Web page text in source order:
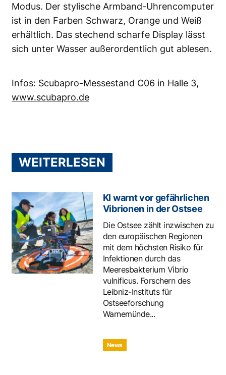
Modus. Der stylische Armband-Uhrencomputer
ist in den Farben Schwarz, Orange und Weiß
erhältlich. Das stechend scharfe Display lässt
sich unter Wasser außerordentlich gut ablesen.
Infos: Scubapro-Messestand C06 in Halle 3,
www.scubapro.de
WEITERLESEN
KI warnt vor gefährlichen
Vibrionen in der Ostsee
Die Ostsee zählt inzwischen zu
den europäischen Regionen
mit dem höchsten Risiko für
Infektionen durch das
Meeresbakterium Vibrio
vulnificus. Forschern des
Leibniz-Instituts für
Ostseeforschung
Warnemünde...
News